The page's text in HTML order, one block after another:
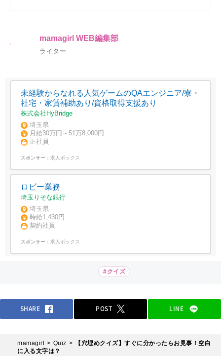
mamagirl WEB編集部
ライター
未経験からなれる人気ゲームのQAエンジニア/寮・
社宅・家賃補助あり/資格取得支援あり
株式会社HyBridge
埼玉県
月給30万円～51万8,000円
正社員
スポンサー： 求人ボックス
ロビー業務
埼玉りそな銀行
埼玉県
時給1,430円
契約社員
スポンサー： 求人ボックス
#クイズ
SHARE POST LINE
mamagirl Quiz
【穴埋めクイズ】すぐに分かったらお見事！空白
に入る文字は？